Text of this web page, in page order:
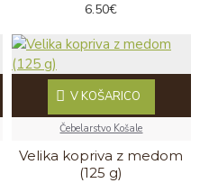
6.50€
Čebelarstvo Košale
Velika kopriva z medom
(125 g)
V KOŠARICO